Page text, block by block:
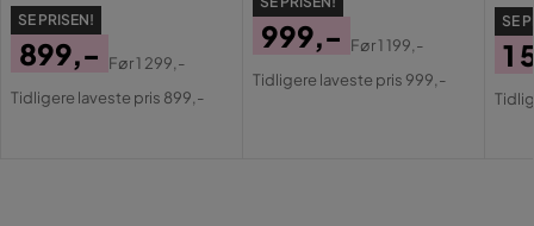
SE PRISEN!
Pris
899,-
Original
Før1 299,-
Tidligere laveste pris 899,-
Pris
999,-
Original
Før1 199,-
Tidligere laveste pris 999,-
SE
1